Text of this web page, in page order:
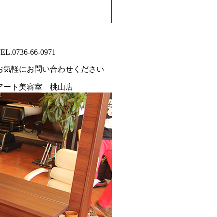
0736-66-0971
気軽にお問い合わせください
ート美容室 桃山店